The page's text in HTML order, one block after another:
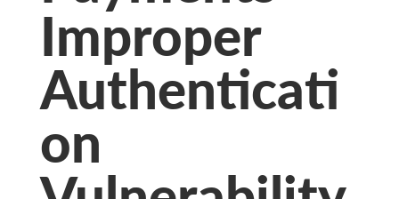
Improper
Authenticati
on